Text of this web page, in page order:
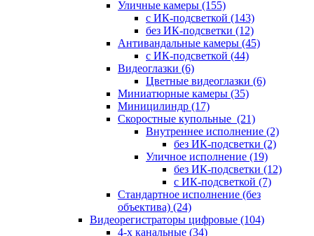
Уличные камеры (155)
с ИК-подсветкой (143)
без ИК-подсветки (12)
Антивандальные камеры (45)
с ИК-подсветкой (44)
Видеоглазки (6)
Цветные видеоглазки (6)
Миниатюрные камеры (35)
Миницилиндр (17)
Скоростные купольные (21)
Внутреннее исполнение (2)
без ИК-подсветки (2)
Уличное исполнение (19)
без ИК-подсветки (12)
с ИК-подсветкой (7)
Стандартное исполнение (без
объектива) (24)
Видеорегистраторы цифровые (104)
4-х канальные (34)